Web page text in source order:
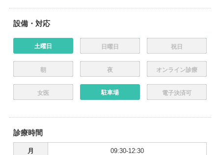
設備・対応
土曜日 日曜日 祝日
朝 夜 オンライン診療
女医 駐車場 電子決済可
診療時間
月 09:30-12:30